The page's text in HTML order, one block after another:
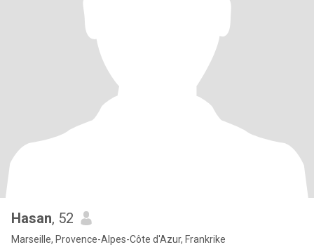
Hasan, 52
Marseille, Provence-Alpes-Côte d'Azur, Frankrike